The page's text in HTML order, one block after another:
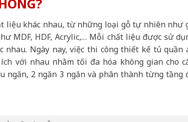
liệu khác nhau, từ những loại gỗ tự nhiên như
MDF, HDF, Acrylic,… Mỗi chất liệu được sử
Ngày nay, việc thi công thiết kế tủ quần
với nhau nhằm tối đa hóa không gian cho
2 ngăn 3 ngăn và phân thành từng tầng